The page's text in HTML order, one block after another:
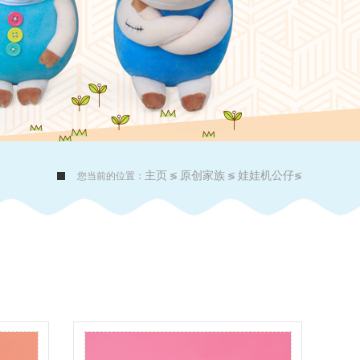
您当前的位置： 主页 ≶ 原创家族 ≶ 娃娃机公仔≶